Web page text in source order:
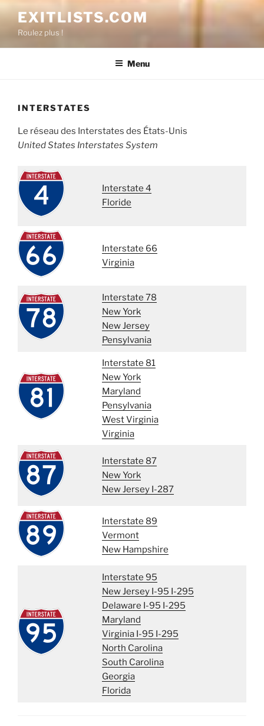
contenu
EXITLISTS.COM
Roulez plus !
Menu
INTERSTATES
Le réseau des Interstates des États-Unis
United States Interstates System
Interstate 4
Floride
Interstate 66
Virginia
Interstate 78
New York
New Jersey
Pensylvania
Interstate 81
New York
Maryland
Pensylvania
West Virginia
Virginia
Interstate 87
New York
New Jersey I-287
Interstate 89
Vermont
New Hampshire
Interstate 95
New Jersey I-95 I-295
Delaware I-95 I-295
Maryland
Virginia I-95 I-295
North Carolina
South Carolina
Georgia
Florida